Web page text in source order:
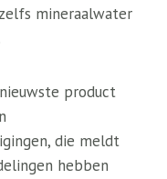
mineraalwater
product
die meldt
hebben